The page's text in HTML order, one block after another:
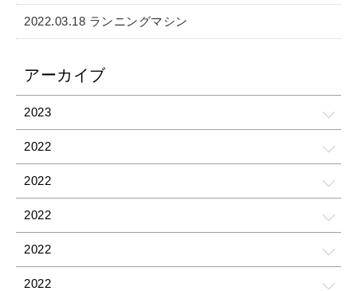
2022.03.18 ランニングマシン
アーカイブ
2023
2022
2022
2022
2022
2022